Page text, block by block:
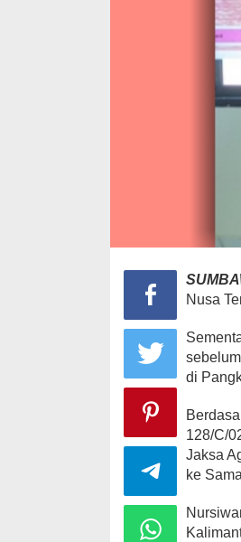
Nusa
di
128/C/
Jaksa
ke